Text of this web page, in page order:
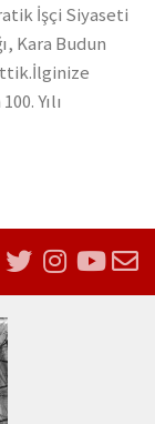
İşçi Siyaseti
Kara Budun
Yılı